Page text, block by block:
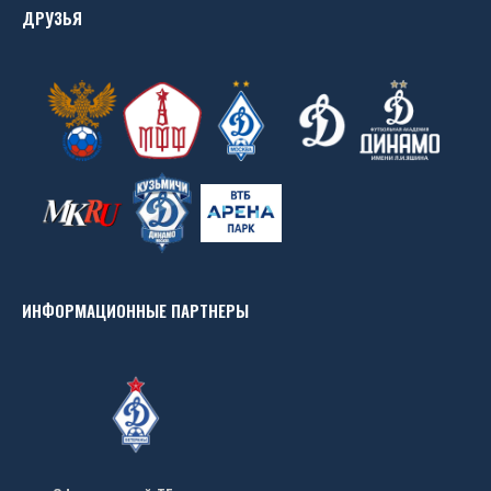
ДРУЗЬЯ
ИНФОРМАЦИОННЫЕ ПАРТНЕРЫ